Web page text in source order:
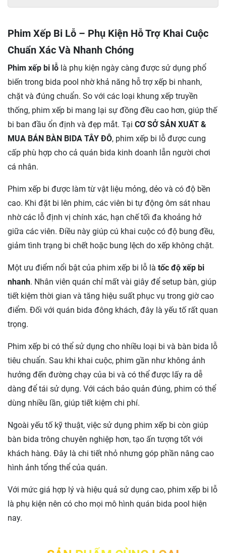
Phim Xếp Bi Lỗ – Phụ Kiện Hỗ Trợ Khai Cuộc
Chuẩn Xác Và Nhanh Chóng
Phim xếp bi lỗ là phụ kiện ngày càng được sử dụng phổ
biến trong bida pool nhờ khả năng hỗ trợ xếp bi nhanh,
chặt và đúng chuẩn. So với các loại khung xếp truyền
thống, phim xếp bi mang lại sự đồng đều cao hơn, giúp thế
bi ban đầu ổn định và đẹp mắt. Tại CƠ SỞ SẢN XUẤT &
MUA BÁN BÀN BIDA TÂY ĐÔ, phim xếp bi lỗ được cung
cấp phù hợp cho cả quán bida kinh doanh lẫn người chơi
cá nhân.
Phim xếp bi được làm từ vật liệu mỏng, dẻo và có độ bền
cao. Khi đặt bi lên phim, các viên bi tự động ôm sát nhau
nhờ các lỗ định vị chính xác, hạn chế tối đa khoảng hở
giữa các viên. Điều này giúp cú khai cuộc có độ bung đều,
giảm tình trạng bi chết hoặc bung lệch do xếp không chặt.
Một ưu điểm nổi bật của phim xếp bi lỗ là tốc độ xếp bi
nhanh. Nhân viên quán chỉ mất vài giây để setup bàn, giúp
tiết kiệm thời gian và tăng hiệu suất phục vụ trong giờ cao
điểm. Đối với quán bida đông khách, đây là yếu tố rất quan
trọng.
Phim xếp bi có thể sử dụng cho nhiều loại bi và bàn bida lỗ
tiêu chuẩn. Sau khi khai cuộc, phim gần như không ảnh
hưởng đến đường chạy của bi và có thể được lấy ra dễ
dàng để tái sử dụng. Với cách bảo quản đúng, phim có thể
dùng nhiều lần, giúp tiết kiệm chi phí.
Ngoài yếu tố kỹ thuật, việc sử dụng phim xếp bi còn giúp
bàn bida trông chuyên nghiệp hơn, tạo ấn tượng tốt với
khách hàng. Đây là chi tiết nhỏ nhưng góp phần nâng cao
hình ảnh tổng thể của quán.
Với mức giá hợp lý và hiệu quả sử dụng cao, phim xếp bi lỗ
là phụ kiện nên có cho mọi mô hình quán bida pool hiện
nay.